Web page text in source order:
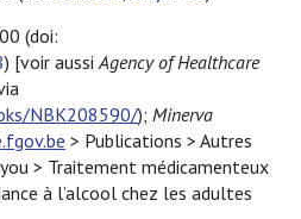
(doi:
) [voir aussiAgency of Healthcare
NBK208590/); Minerva
> Publications > Autres
> Traitement médicamenteux
à l’alcool chez les adultes